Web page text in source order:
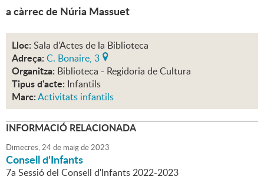
a càrrec de Núria Massuet
Lloc: Sala d'Actes de la Biblioteca
Adreça: C. Bonaire, 3
Organitza: Biblioteca - Regidoria de Cultura
Tipus d'acte: Infantils
Marc:Activitats infantils
INFORMACIÓ RELACIONADA
Dimecres,24de maigde2023
Consell d'Infants
7a Sessió del Consell d'Infants 2022-2023